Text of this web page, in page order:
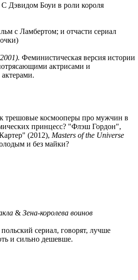
С Дэвидом Боуи в роли короля
с Ламбертом; и отчасти сериал
Феминистическая версия истории
актрисами и
трешовые космооперы про мужчин в
принцесс? "Флэш Гордон",
(2012), Masters of the Universe
и без майки?
& Зена-королева воинов
сериал, говорят, лучше
и сильно дешевше.